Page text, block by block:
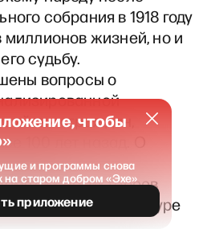
собрания в 1918 году
миллионов жизней, но и
судьбу.
вопросы о
граждан,
100 лет назад. О
об
многих героев
диктатуре
чтобы
и программы снова
на старом добром «Эхе»
приложение